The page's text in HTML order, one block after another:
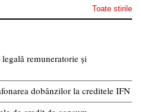
Toate stirile
remuneratorie și
dobânzilor la creditele IFN